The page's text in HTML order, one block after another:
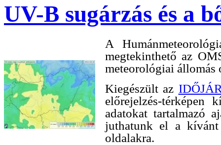
UV-B sugárzás és a
A
megtekinthető az
meteorológiai állomás
Kiegészült az
előrejelzés-térképen
adatokat tartalmazó
juthatunk el a
oldalakra.